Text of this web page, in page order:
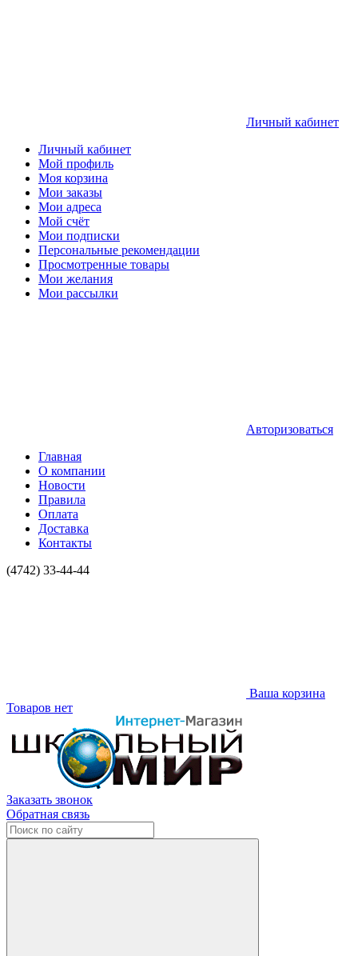
Личный кабинет
Личный кабинет
Мой профиль
Моя корзина
Мои заказы
Мои адреса
Мой счёт
Мои подписки
Персональные рекомендации
Просмотренные товары
Мои желания
Мои рассылки
Авторизоваться
Главная
О компании
Новости
Правила
Оплата
Доставка
Контакты
(4742) 33-44-44
Ваша корзина
Товаров нет
Заказать звонок
Обратная связь